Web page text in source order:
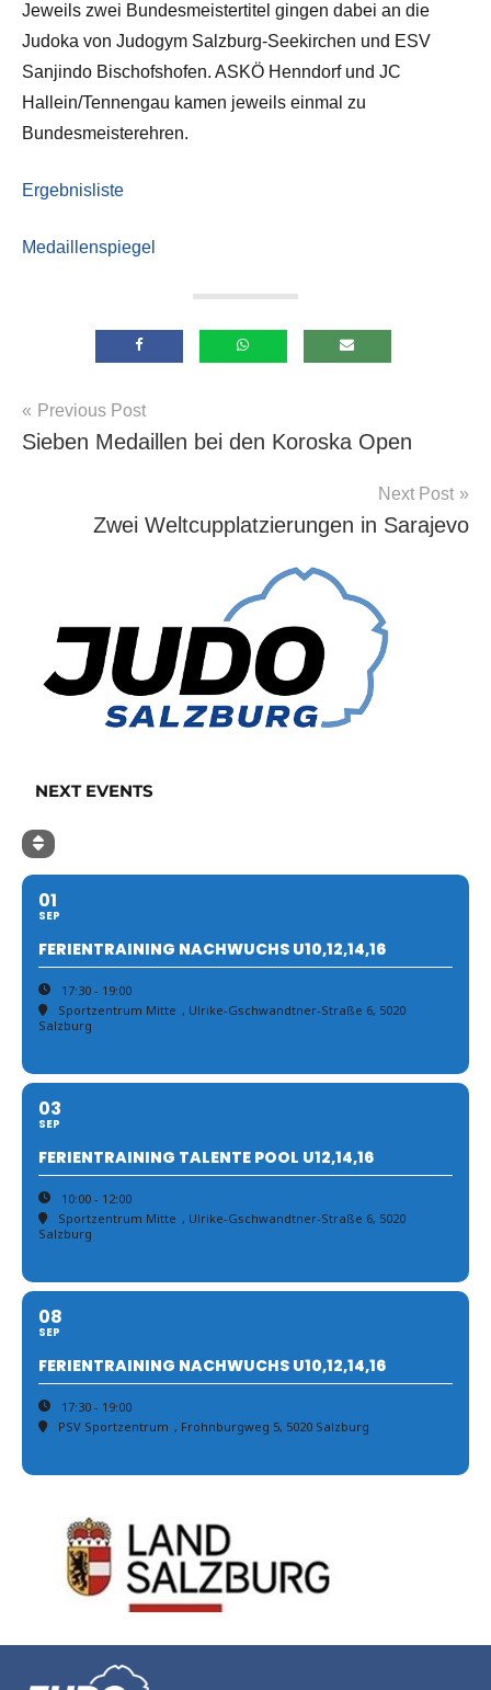
Jeweils zwei Bundesmeistertitel gingen dabei an die
Judoka von Judogym Salzburg-Seekirchen und ESV
Sanjindo Bischofshofen. ASKÖ Henndorf und JC
Hallein/Tennengau kamen jeweils einmal zu
Bundesmeisterehren.
Ergebnisliste
Medaillenspiegel
Allgemein
Beitragsnavigation
Previous Post
Sieben Medaillen bei den Koroska Open
Next Post
Zwei Weltcupplatzierungen in Sarajevo
NEXT EVENTS
01
SEP
FERIENTRAINING NACHWUCHS U10,12,14,16
17:30 - 19:00
Sportzentrum Mitte , Ulrike-Gschwandtner-Straße 6, 5020
Salzburg
03
SEP
FERIENTRAINING TALENTE POOL U12,14,16
10:00 - 12:00
Sportzentrum Mitte , Ulrike-Gschwandtner-Straße 6, 5020
Salzburg
08
SEP
FERIENTRAINING NACHWUCHS U10,12,14,16
17:30 - 19:00
PSV Sportzentrum , Frohnburgweg 5, 5020 Salzburg